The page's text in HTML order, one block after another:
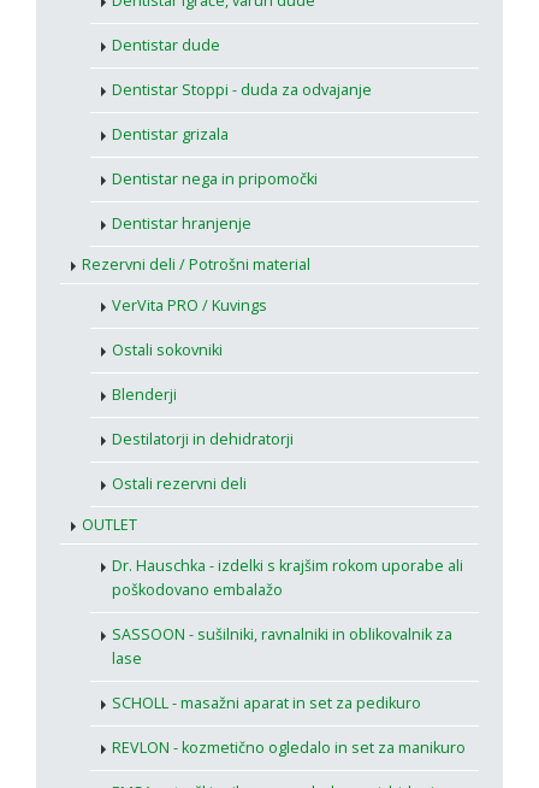
Dentistar dude
Dentistar Stoppi - duda za odvajanje
Dentistar grizala
Dentistar nega in pripomočki
Dentistar hranjenje
Rezervni deli / Potrošni material
VerVita PRO / Kuvings
Ostali sokovniki
Blenderji
Destilatorji in dehidratorji
Ostali rezervni deli
OUTLET
Dr. Hauschka - izdelki s krajšim rokom uporabe ali
poškodovano embalažo
SASSOON - sušilniki, ravnalniki in oblikovalnik za
lase
SCHOLL - masažni aparat in set za pedikuro
REVLON - kozmetično ogledalo in set za manikuro